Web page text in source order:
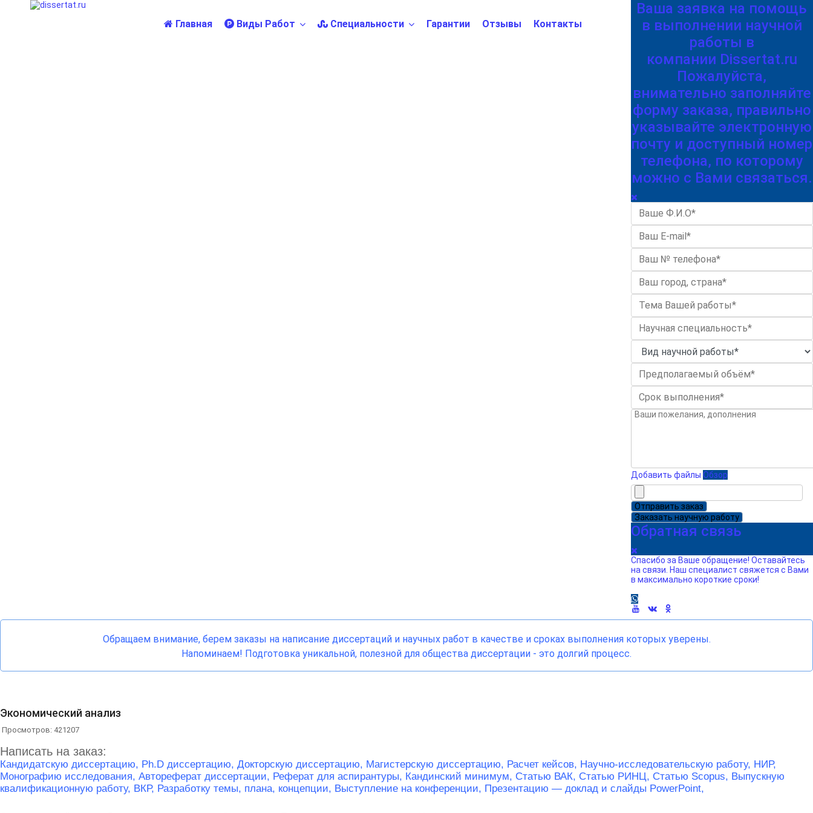
Главная Виды Работ Специальности Гарантии Отзывы Контакты
Ваша заявка на помощь
в выполнении научной
работы в
компании Dissertat.ru
Пожалуйста,
внимательно заполняйте
форму заказа, правильно
указывайте электронную
почту и доступный номер
телефона, по которому
можно с Вами связаться.
Добавить файлы Обзор
Отправить заказ
Заказать научную работу
Обратная связь
Спасибо за Ваше обращение! Оставайтесь
на связи. Наш специалист свяжется с Вами
в максимально короткие сроки!
Обращаем внимание, берем заказы на написание диссертаций и научных работ в качестве и сроках выполнения которых уверены.
Напоминаем! Подготовка уникальной, полезной для общества диссертации - это долгий процесс.
Экономический анализ
Просмотров: 421207
Написать на заказ:
Кандидатскую диссертацию, Ph.D диссертацию, Докторскую диссертацию, Магистерскую диссертацию, Расчет кейсов, Научно-исследовательскую работу, НИР,
Монографию исследования, Автореферат диссертации, Реферат для аспирантуры, Кандинский минимум, Статью ВАК, Статью РИНЦ, Статью Scopus, Выпускную
квалификационную работу, ВКР, Разработку темы, плана, концепции, Выступление на конференции, Презентацию — доклад и слайды PowerPoint,